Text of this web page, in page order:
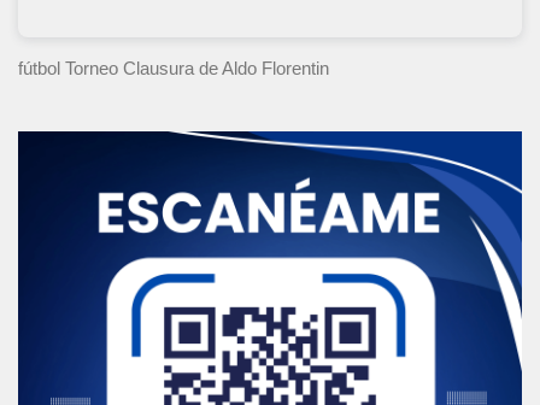
fútbol Torneo Clausura de Aldo Florentin